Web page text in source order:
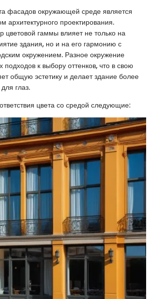
фасадов окружающей среде является
архитектурного проектирования.
цветовой гаммы влияет не только на
здания, но и на его гармонию с
окружением. Разное окружение
подходов к выбору оттенков, что в свою
общую эстетику и делает здание более
глаз.
цвета со средой следующие: